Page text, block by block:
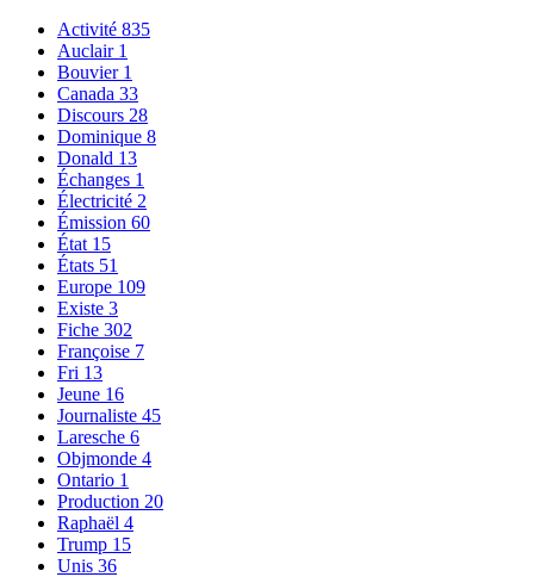
Activité 835
Auclair 1
Bouvier 1
Canada 33
Discours 28
Dominique 8
Donald 13
Échanges 1
Électricité 2
Émission 60
État 15
États 51
Europe 109
Existe 3
Fiche 302
Françoise 7
Fri 13
Jeune 16
Journaliste 45
Laresche 6
Objmonde 4
Ontario 1
Production 20
Raphaël 4
Trump 15
Unis 36